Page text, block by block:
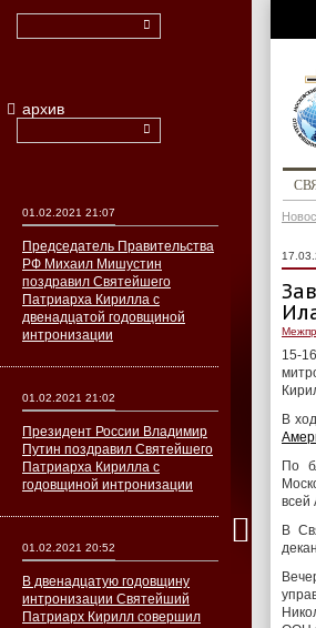
15-
В
По
всей
В
архив
01.02.2021 21:07
Председатель Правительства
РФ Михаил Мишустин
поздравил Святейшего
Патриарха Кирилла с
двенадцатой годовщиной
интронизации
01.02.2021 21:02
Президент России Владимир
Путин поздравил Святейшего
Патриарха Кирилла с
годовщиной интронизации
01.02.2021 20:52
В двенадцатую годовщину
интронизации Святейший
Патриарх Кирилл совершил